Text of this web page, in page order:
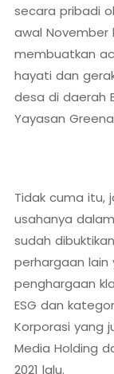
secara pribadi
awal November
membuatkan
hayati dan
desa di daerah
Yayasan
Tidak cuma itu,
usahanya
sudah
perhargaan lain
penghargaan
ESG dan
Korporasi yang
Media Holding
2021 lalu.